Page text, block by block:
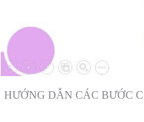
HƯỚNG DẪN CÁC BƯỚC